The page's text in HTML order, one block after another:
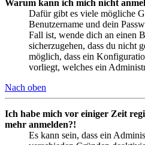
Warum kann ich mich nicht
Dafür gibt es viele mögliche
Benutzername und dein
Fall ist, wende dich an einen
sicherzugehen, dass du nicht
möglich, dass ein
vorliegt, welches ein
Nach oben
Ich habe mich vor einiger Zeit
mehr anmelden?!
Es kann sein, dass ein